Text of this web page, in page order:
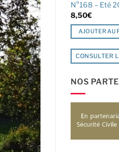
N°168 – Eté
8,50€
AJOUTER AU
CONSULTER
NOS